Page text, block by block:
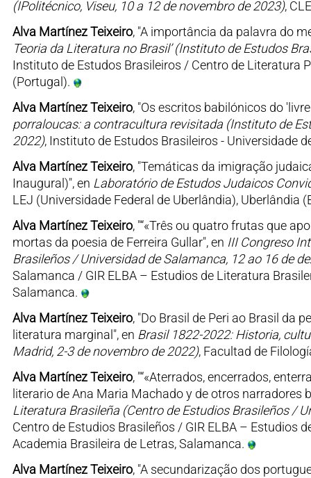
(IPolitécnico, Viseu, 10 a 12 de novembro de 2023),
Alva Martínez Teixeiro, "A importância da palavra do
Teoria da Literatura no Brasil’ (Instituto de Estudos
Instituto de Estudos Brasileiros / Centro de Literatura
(Portugal).
Alva Martínez Teixeiro, "Os escritos babilónicos do
porraloucas: a contracultura revisitada (Instituto de
2022), Instituto de Estudos Brasileiros - Universidade
Alva Martínez Teixeiro, "Temáticas da imigração
Inaugural)", en Laboratório de Estudos Judaicos
LEJ (Universidade Federal de Uberlândia), Uberlândia
Alva Martínez Teixeiro, "“«Três ou quatro frutas que
mortas da poesia de Ferreira Gullar", en III Congreso
Brasileños / Universidad de Salamanca, 12 ao 16 de
Salamanca / GIR ELBA – Estudios de Literatura
Salamanca.
Alva Martínez Teixeiro, "Do Brasil de Peri ao Brasil da
literatura marginal", en Brasil 1822-2022: Historia,
Madrid, 2-3 de novembro de 2022), Facultad de
Alva Martínez Teixeiro, "“«Aterrados, encerrados,
literario de Ana Maria Machado y de otros narradores
Literatura Brasileña (Centro de Estudios Brasileños /
Centro de Estudios Brasileños / GIR ELBA – Estudios
Academia Brasileira de Letras, Salamanca.
Alva Martínez Teixeiro, "A secundarização dos